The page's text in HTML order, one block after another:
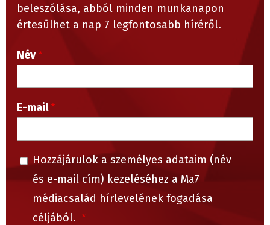
beleszólása, abból minden munkanapon
értesülhet a nap 7 legfontosabb híréről.
Név
E-mail
Hozzájárulok a személyes adataim (név
és e-mail cím) kezeléséhez a Ma7
médiacsalád hírlevelének fogadása
céljából.